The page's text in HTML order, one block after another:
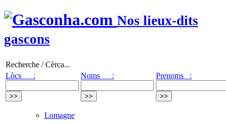
Nos lieux-dits
gascons
Recherche / Cèrca...
Lòcs :
Noms : Prenoms :
Lomagne